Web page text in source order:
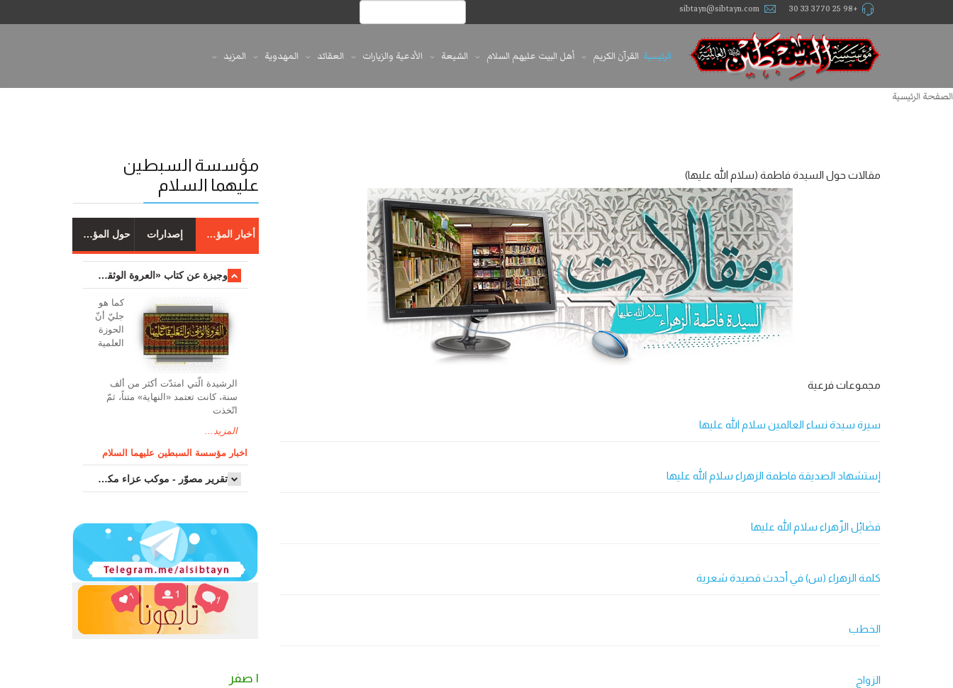
+98 25 3770 33 30
sibtayn@sibtayn.com
الرئيسية القرآن الكريم أهل البيت عليهم السلام الشيعة الأدعية والزيارات العقائد المهدوية المزيد
الصفحة الرئيسية
مقالات حول السيدة فاطمة (سلام الله عليها)
مجموعات فرعية
سيرة سيدة نساء العالمين سلام الله عليها
إستشهاد الصديقة فاطمة الزهراء سلام الله عليها
فضَائِل الزّهراء سلام الله علیها
كلمة الزهراء (س) في أحدث قصيدة شعرية
الخطب
الزواج
مؤسسة السبطين
عليهما السلام
أخبار المؤسسة إصدارات حول المؤسسة
وجیزة عن کتاب «العروة الوثقی والتعلیقات علیها»
کما هو
جليّ أنّ
الحوزة
العلمیة
الرشیدة الّتي امتدّت أكثر من ألف
سنة، كانت تعتمد «النهاية» متناً، ثمّ
اتّخذت
المزيد...
اخبار مؤسسة السبطين عليهما السلام
تقرير مصوّر - موكب عزاء مکتب سماحة اية الله السيد مرتضى الموسوي الاصفهاني في يوم إستشهاد السيدة فاطم...